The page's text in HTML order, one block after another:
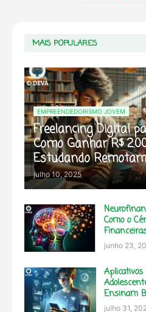
MAIS POPULARES
EMPREENDEDORISMO JOVEM
Freelancing Digital
Como Ganhar R$
Estudando
julho 10, 2025
Como o
junho 23,
Ensinam
julho 31,